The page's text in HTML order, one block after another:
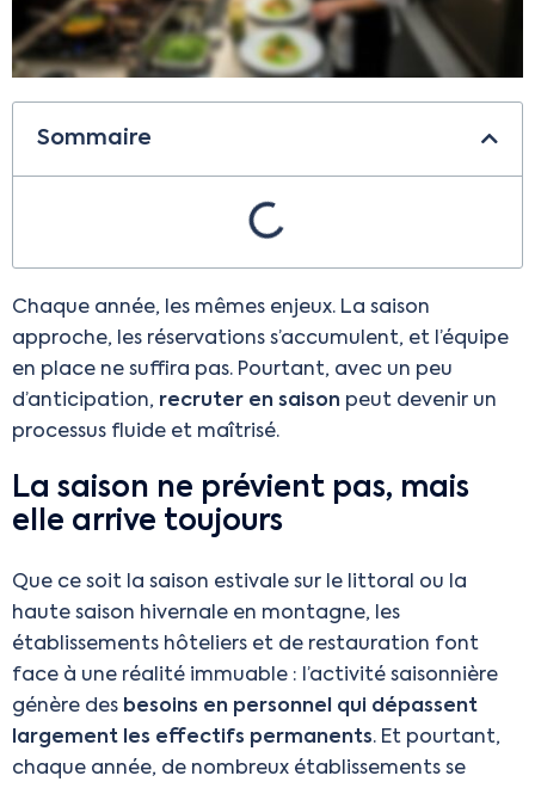
Sommaire
Chaque année, les mêmes enjeux. La saison
approche, les réservations s’accumulent, et l’équipe
en place ne suffira pas. Pourtant, avec un peu
d’anticipation, recruter en saison peut devenir un
processus fluide et maîtrisé.
La saison ne prévient pas, mais
elle arrive toujours
Que ce soit la saison estivale sur le littoral ou la
haute saison hivernale en montagne, les
établissements hôteliers et de restauration font
face à une réalité immuable : l’activité saisonnière
génère des besoins en personnel qui dépassent
largement les effectifs permanents. Et pourtant,
chaque année, de nombreux établissements se